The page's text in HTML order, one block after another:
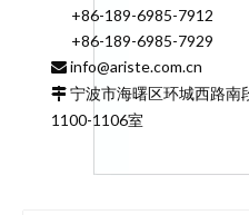
+86-189-6985-7912
+86-189-6985-7929
 info@ariste.com.cn
 宁波市海曙区环城西路南
1100-1106室